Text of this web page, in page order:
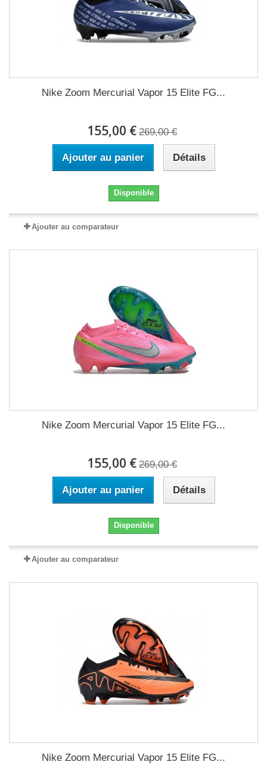
Nike Zoom Mercurial Vapor 15 Elite FG...
155,00 € 269,00 €
Ajouter au panier Détails
Disponible
Ajouter au comparateur
Nike Zoom Mercurial Vapor 15 Elite FG...
155,00 € 269,00 €
Ajouter au panier Détails
Disponible
Ajouter au comparateur
Nike Zoom Mercurial Vapor 15 Elite FG...